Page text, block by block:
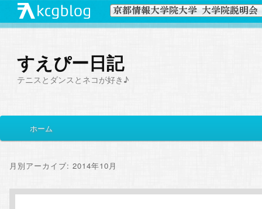
すえぴー日記
テニスとダンスとネコが好き♪
イ
メ
ン
サ
コ
ホーム
月別アーカイブ:2014年10月